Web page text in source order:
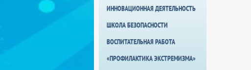
ИННОВАЦИОННАЯ ДЕЯТЕЛЬНОСТЬ
ШКОЛА БЕЗОПАСНОСТИ
ВОСПИТАТЕЛЬНАЯ РАБОТА
«ПРОФИЛАКТИКА ЭКСТРЕМИЗМА»